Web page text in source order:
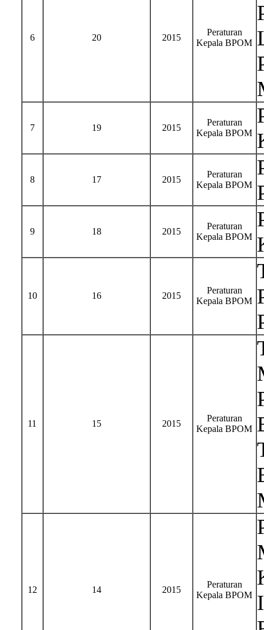
6 20 2015
Peraturan
Kepala BPOM
7 19 2015
Peraturan
Kepala BPOM
8 17 2015
Peraturan
Kepala BPOM
9 18 2015
Peraturan
Kepala BPOM
10 16 2015
Peraturan
Kepala BPOM
11 15 2015
Peraturan
Kepala BPOM
12 14 2015
Peraturan
Kepala BPOM